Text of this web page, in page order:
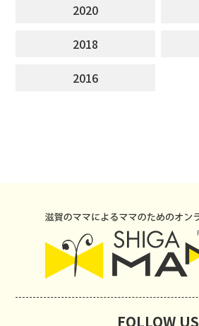
2020
2018
2016
FOLLOW US